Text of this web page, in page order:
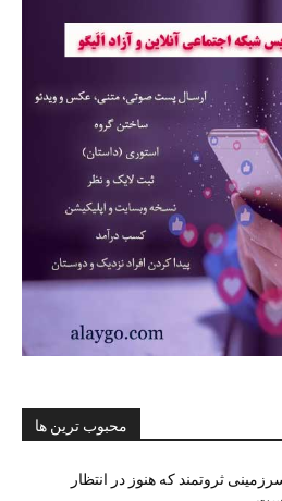
محبوب ترین ها
ثروتمند که هنوز در انتظار